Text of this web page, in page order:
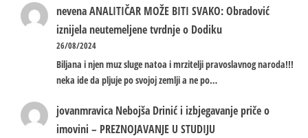
nevenaANALITIČAR MOŽE BITI SVAKO: Obradović
iznijela neutemeljene tvrdnje o Dodiku
26/08/2024
Biljana i njen muz sluge natoa i mrzitelji pravoslavnog naroda!!!
neka ide da pljuje po svojoj zemlji a ne po…
jovanmravica Nebojša Drinić i izbjegavanje priče o
imovini – PREZNOJAVANJE U STUDIJU